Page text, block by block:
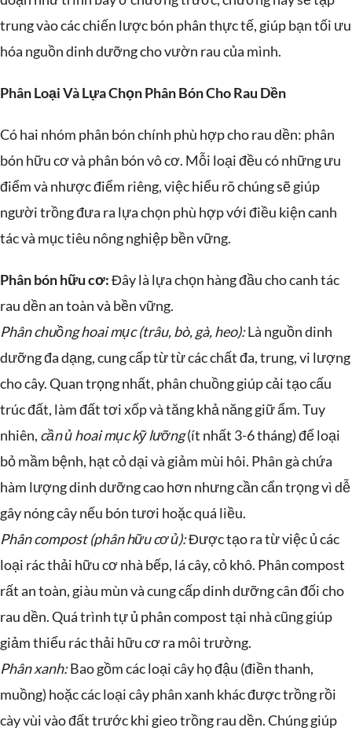
trung vào các chiến lược bón phân thực tế, giúp bạn tối ưu
hóa nguồn dinh dưỡng cho vườn rau của mình.
Phân Loại Và Lựa Chọn Phân Bón Cho Rau Dền
Có hai nhóm phân bón chính phù hợp cho rau dền: phân
bón hữu cơ và phân bón vô cơ. Mỗi loại đều có những ưu
điểm và nhược điểm riêng, việc hiểu rõ chúng sẽ giúp
người trồng đưa ra lựa chọn phù hợp với điều kiện canh
tác và mục tiêu nông nghiệp bền vững.
Phân bón hữu cơ:Đây là lựa chọn hàng đầu cho canh tác
rau dền an toàn và bền vững.
Phân chuồng hoai mục (trâu, bò, gà, heo):Là nguồn dinh
dưỡng đa dạng, cung cấp từ từ các chất đa, trung, vi lượng
cho cây. Quan trọng nhất, phân chuồng giúp cải tạo cấu
trúc đất, làm đất tơi xốp và tăng khả năng giữ ẩm. Tuy
nhiên, cần ủ hoai mục kỹ lưỡng(ít nhất 3-6 tháng) để loại
bỏ mầm bệnh, hạt cỏ dại và giảm mùi hôi. Phân gà chứa
hàm lượng dinh dưỡng cao hơn nhưng cần cẩn trọng vì dễ
gây nóng cây nếu bón tươi hoặc quá liều.
Phân compost (phân hữu cơ ủ):Được tạo ra từ việc ủ các
loại rác thải hữu cơ nhà bếp, lá cây, cỏ khô. Phân compost
rất an toàn, giàu mùn và cung cấp dinh dưỡng cân đối cho
rau dền. Quá trình tự ủ phân compost tại nhà cũng giúp
giảm thiểu rác thải hữu cơ ra môi trường.
Phân xanh:Bao gồm các loại cây họ đậu (điền thanh,
muồng) hoặc các loại cây phân xanh khác được trồng rồi
cày vùi vào đất trước khi gieo trồng rau dền. Chúng giúp